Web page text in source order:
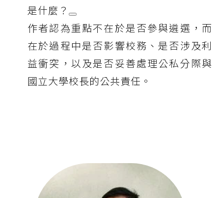
是什麼？
作者認為重點不在於是否參與遴選，而
在於過程中是否影響校務、是否涉及利
益衝突，以及是否妥善處理公私分際與
國立大學校長的公共責任。